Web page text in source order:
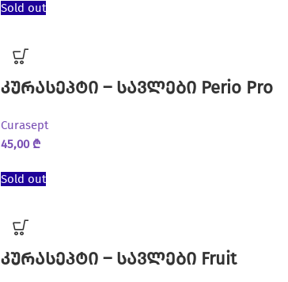
Sold out
კურასეპტი – სავლები Perio Pro
Curasept
45,00₾
Sold out
კურასეპტი – სავლები Fruit